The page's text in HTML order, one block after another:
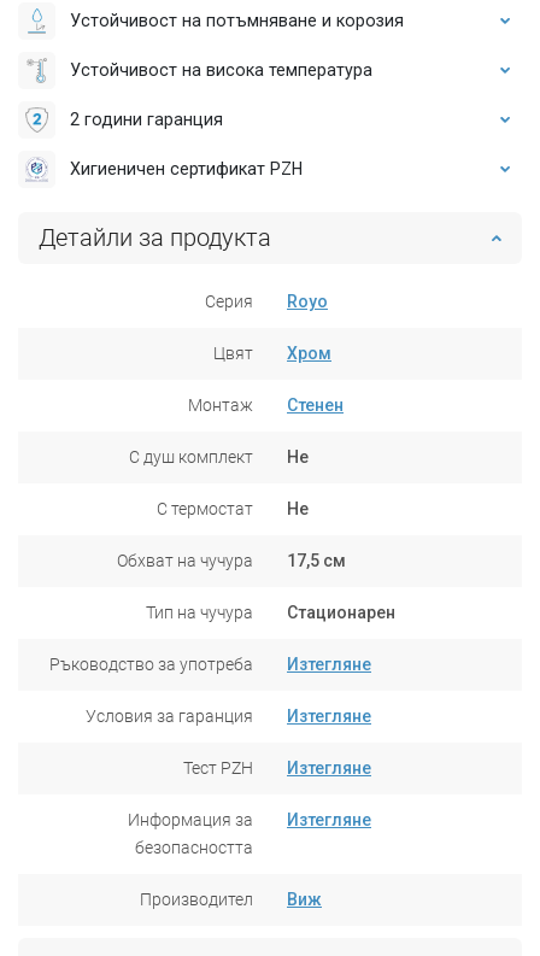
Устойчивост на потъмняване и корозия
Устойчивост на висока температура
2 години гаранция
Хигиеничен сертификат PZH
Детайли за продукта
Серия Royo
Цвят Хром
Монтаж Стенен
С душ комплект Не
С термостат Не
Обхват на чучура 17,5 см
Тип на чучура Стационарен
Ръководство за употреба Изтегляне
Условия за гаранция Изтегляне
Тест PZH Изтегляне
Информация за
безопасността
Изтегляне
Производител Виж